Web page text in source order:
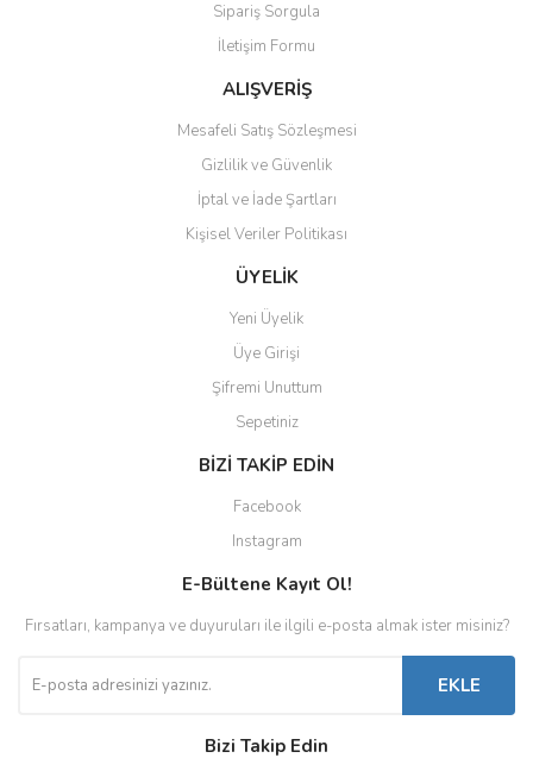
Sipariş Sorgula
İletişim Formu
ALIŞVERİŞ
Mesafeli Satış Sözleşmesi
Gizlilik ve Güvenlik
İptal ve İade Şartları
Kişisel Veriler Politikası
ÜYELİK
Yeni Üyelik
Üye Girişi
Şifremi Unuttum
Sepetiniz
BİZİ TAKİP EDİN
Facebook
Instagram
E-Bültene Kayıt Ol!
Fırsatları, kampanya ve duyuruları ile ilgili e-posta almak ister misiniz?
EKLE
Bizi Takip Edin